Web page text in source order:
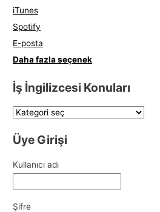
iTunes
Spotify
E-posta
Daha fazla seçenek
İş İngilizcesi Konuları
Üye Girişi
Kullanıcı adı
Şifre